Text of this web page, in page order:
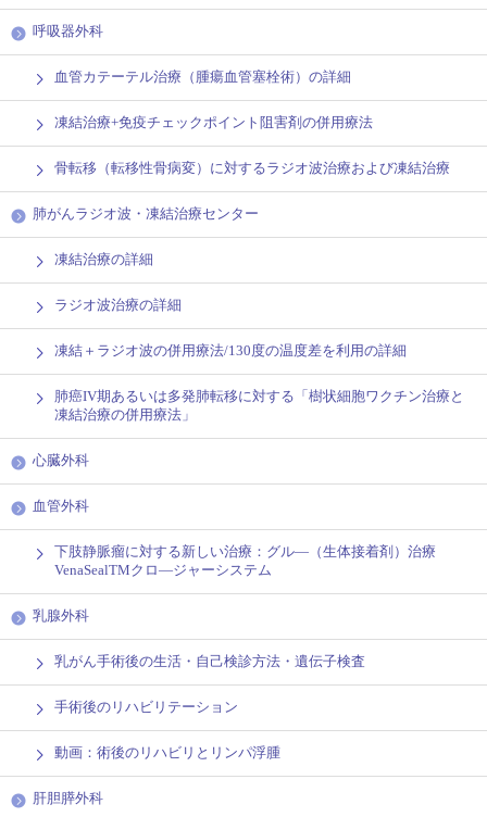
呼吸器外科
血管カテーテル治療（腫瘍血管塞栓術）の詳細
凍結治療+免疫チェックポイント阻害剤の併用療法
骨転移（転移性骨病変）に対するラジオ波治療および凍結治療
肺がんラジオ波・凍結治療センター
凍結治療の詳細
ラジオ波治療の詳細
凍結＋ラジオ波の併用療法/130度の温度差を利用の詳細
肺癌IV期あるいは多発肺転移に対する「樹状細胞ワクチン治療と
凍結治療の併用療法」
心臓外科
血管外科
下肢静脈瘤に対する新しい治療：グル―（生体接着剤）治療
VenaSealTMクロ―ジャーシステム
乳腺外科
乳がん手術後の生活・自己検診方法・遺伝子検査
手術後のリハビリテーション
動画：術後のリハビリとリンパ浮腫
肝胆膵外科